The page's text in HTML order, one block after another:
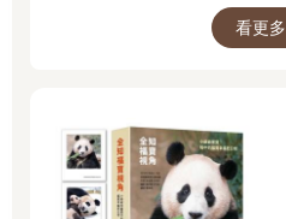
看更多